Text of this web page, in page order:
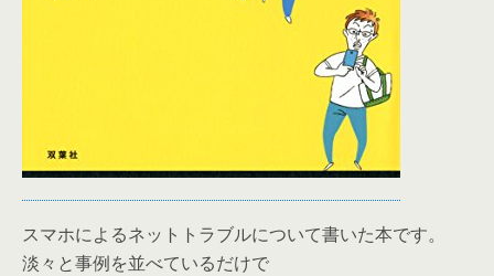
スマホによるネットトラブルについて書いた本です。
淡々と事例を並べているだけで